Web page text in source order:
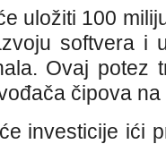
uložiti 100
softvera i
Ovaj potez
čipova
investicije ići